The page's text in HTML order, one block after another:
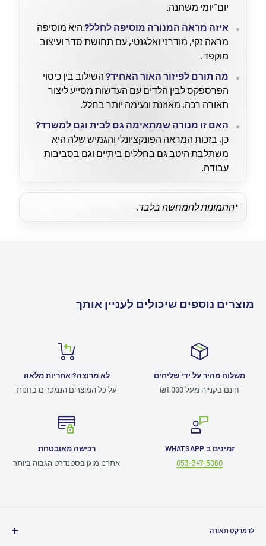
יום־יומי משתנה.
איזה מראה המנורה מוסיפה לחלל? היא מוסיפה
מראה נקי, מודרני ואלגנטי, עם תחושת סדר ועיצוב
מוקפד.
מה תורם לפיזור האור האחיד? השילוב בין כיסוי
הפרספקס לבין הלדים עם העדשות מסייע ליצור
תאורה רכה, מאוזנת ונעימה יותר בחלל.
האם זו מנורה שמתאימה גם לבית וגם למשרד?
כן, בזכות המראה הפונקציונלי והגמיש שלה היא
משתלבת היטב גם בחללים ביתיים וגם בסביבות
עבודה.
*התמונות להמחשה בלבד.
מוצרים נוספים שיכולים לעניין אותך
משלוח מהיר על ידי שליחים
חינם בקנייה מעל ₪1,000
לא מרוצה? אחריות מלאה
על כל המוצרים הנמכרים בחנות
זמינים ב WHATSAPP
053-347-5060
רכישה מאובטחת
אתרנו מוגן בסטנדרט הגבוה ביותר
לדמרקט תאורה